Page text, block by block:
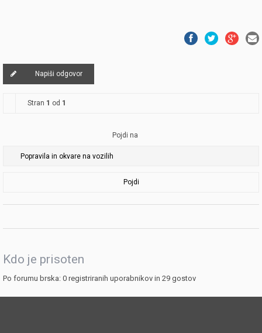
Napiši odgovor
Stran 1 od 1
Pojdi na
Pojdi
Kdo je prisoten
Po forumu brska: 0 registriranih uporabnikov in 29 gostov